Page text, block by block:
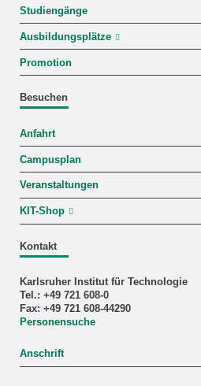
Studiengänge
Ausbildungsplätze
Promotion
Besuchen
Anfahrt
Campusplan
Veranstaltungen
KIT-Shop
Kontakt
Karlsruher Institut für Technologie
Tel.: +49 721 608-0
Fax: +49 721 608-44290
Personensuche
Anschrift